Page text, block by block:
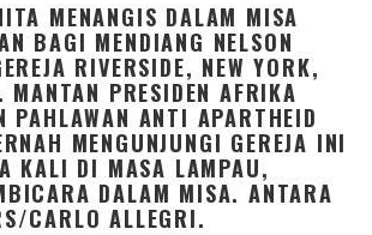
MENANGIS DALAM MISA
BAGI MENDIANG NELSON
RIVERSIDE, NEW YORK,
PRESIDEN AFRIKA
PAHLAWAN ANTI APARTHEID
MENGUNJUNGI GEREJA INI
KALI DI MASA LAMPAU,
DALAM MISA. ANTARA
CARLO ALLEGRI.